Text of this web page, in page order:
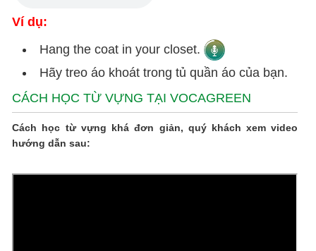
Ví dụ:
Hang the coat in your closet.
Hãy treo áo khoát trong tủ quần áo của bạn.
CÁCH HỌC TỪ VỰNG TẠI VOCAGREEN
Cách học từ vựng khá đơn giản, quý khách xem video
hướng dẫn sau: